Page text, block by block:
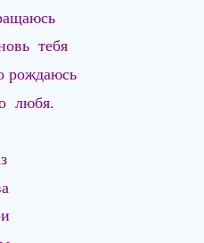
тебя
рождаюсь
любя.